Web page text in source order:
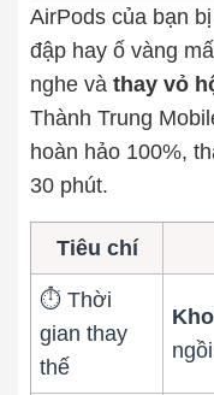
Thay loa
Thay mic
Thay
Màn hình
Thay pin
AirPods của bạn
đập hay ố vàng
nghe và thay vỏ
Thành Trung
hoàn hảo 100%,
30 phút.
Tiêu chí
⏱️ Thời
gian thay
thế